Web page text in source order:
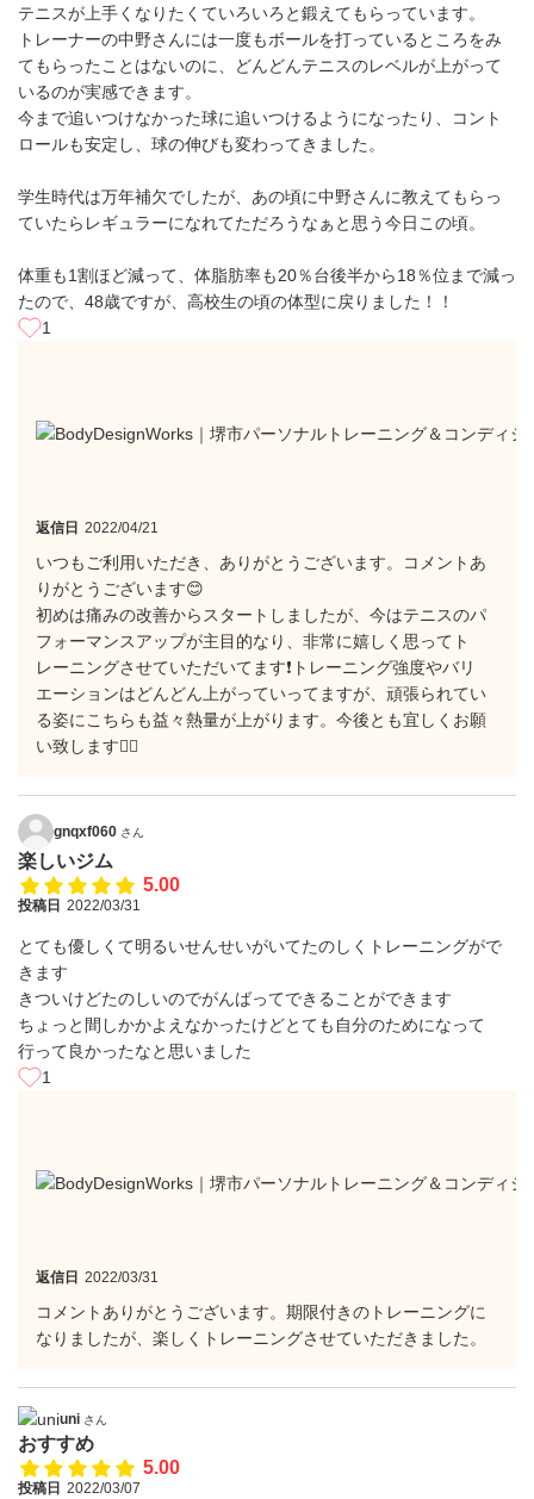
テニスが上手くなりたくていろいろと鍛えてもらっています。
トレーナーの中野さんには一度もボールを打っているところをみ
てもらったことはないのに、どんどんテニスのレベルが上がって
いるのが実感できます。
今まで追いつけなかった球に追いつけるようになったり、コント
ロールも安定し、球の伸びも変わってきました。
学生時代は万年補欠でしたが、あの頃に中野さんに教えてもらっ
ていたらレギュラーになれてただろうなぁと思う今日この頃。
体重も1割ほど減って、体脂肪率も20％台後半から18％位まで減っ
たので、48歳ですが、高校生の頃の体型に戻りました！！
1
返信日 2022/04/21
いつもご利用いただき、ありがとうございます。コメントあ
りがとうございます😊
初めは痛みの改善からスタートしましたが、今はテニスのパ
フォーマンスアップが主目的なり、非常に嬉しく思ってト
レーニングさせていただいてます❗️トレーニング強度やバリ
エーションはどんどん上がっていってますが、頑張られてい
る姿にこちらも益々熱量が上がります。今後とも宜しくお願
い致します🙇‍♂️
gnqxf060 さん
楽しいジム
5.00
投稿日 2022/03/31
とても優しくて明るいせんせいがいてたのしくトレーニングがで
きます
きついけどたのしいのでがんばってできることができます
ちょっと間しかかよえなかったけどとても自分のためになって
行って良かったなと思いました
1
返信日 2022/03/31
コメントありがとうございます。期限付きのトレーニングに
なりましたが、楽しくトレーニングさせていただきました。
uni さん
おすすめ
5.00
投稿日 2022/03/07